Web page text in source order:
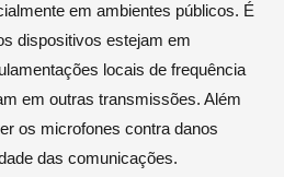
em ambientes públicos. É
dispositivos estejam em
locais de frequência
em outras transmissões. Além
os microfones contra danos
das comunicações.